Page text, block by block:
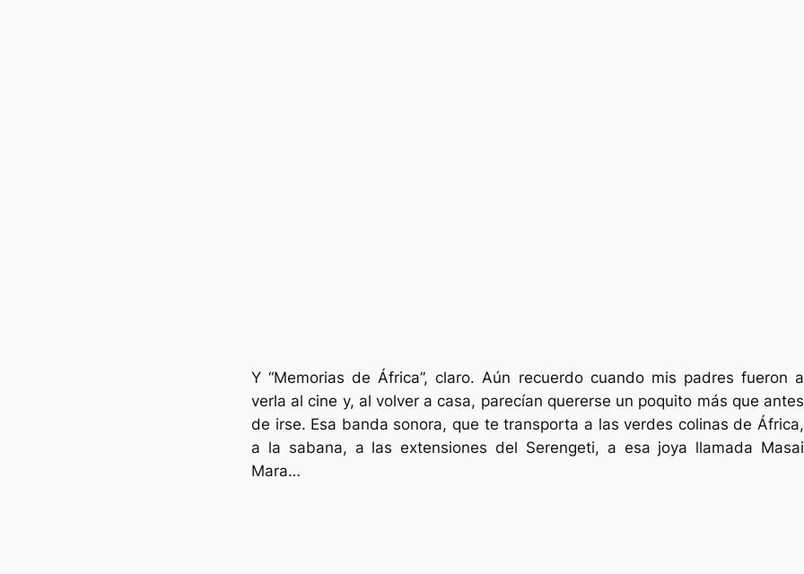
Y “Memorias de África”, claro. Aún recuerdo cuando mis padres fueron a
verla al cine y, al volver a casa, parecían quererse un poquito más que antes
de irse. Esa banda sonora, que te transporta a las verdes colinas de África,
a la sabana, a las extensiones del Serengeti, a esa joya llamada Masai
Mara…